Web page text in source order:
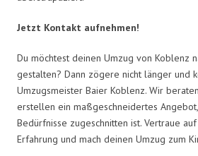
Jetzt Kontakt aufnehmen!
Du möchtest deinen Umzug von Koblenz
gestalten? Dann zögere nicht länger und
Umzugsmeister Baier Koblenz. Wir
erstellen ein maßgeschneidertes
Bedürfnisse zugeschnitten ist. Vertraue
Erfahrung und mach deinen Umzug zum